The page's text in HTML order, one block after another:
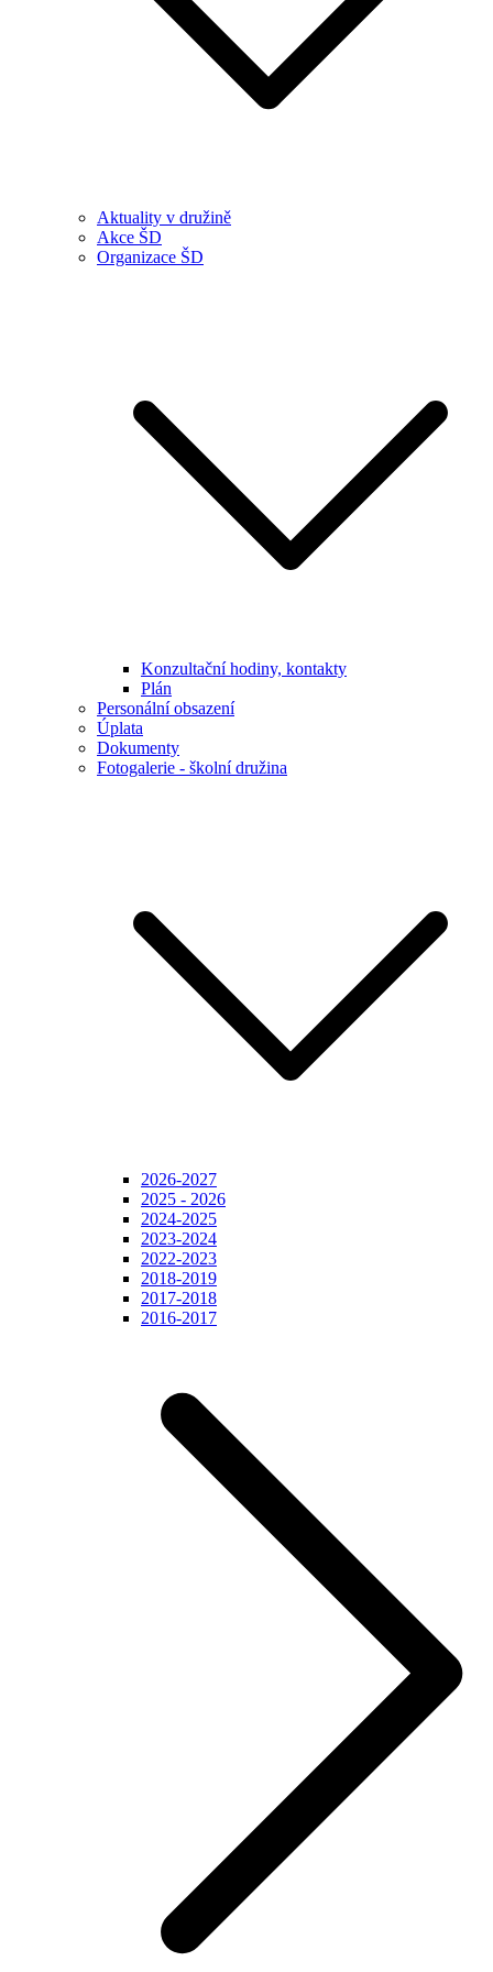
Aktuality v družině
Akce ŠD
Organizace ŠD
Konzultační hodiny, kontakty
Plán
Personální obsazení
Úplata
Dokumenty
Fotogalerie - školní družina
2026-2027
2025 - 2026
2024-2025
2023-2024
2022-2023
2018-2019
2017-2018
2016-2017